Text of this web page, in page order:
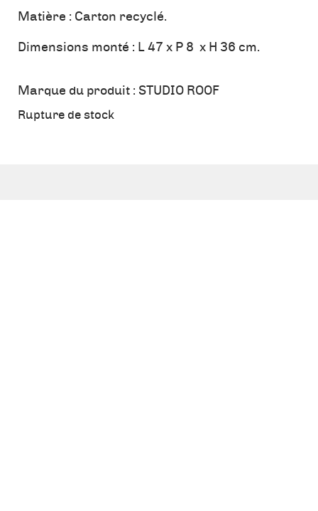
Matière : Carton recyclé.
Dimensions monté : L 47 x P 8 x H 36 cm.
Marque du produit : STUDIO ROOF
Rupture de stock